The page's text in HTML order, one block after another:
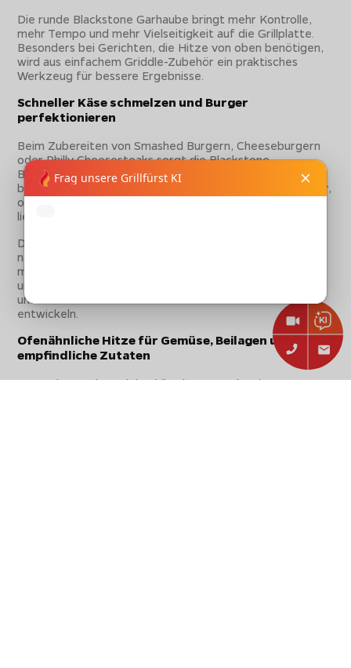
Die runde Blackstone Garhaube bringt mehr Kontrolle,
mehr Tempo und mehr Vielseitigkeit auf die Grillplatte.
Besonders bei Gerichten, die Hitze von oben benötigen,
wird aus einfachem Griddle-Zubehör ein praktisches
Werkzeug für bessere Ergebnisse.
Schneller Käse schmelzen und Burger
perfektionieren
Beim Zubereiten von Smashed Burgern, Cheeseburgern
oder Philly Cheesesteaks sorgt die Blackstone
Burgerglocke dafür, dass Hitze gezielt unter der Haube
bleibt. Käse schmilzt dadurch schneller und gleichmäßiger,
ohne dass das Patty unnötig lange auf der Grillplatte
liegen muss.
Das ist besonders praktisch, wenn mehrere Burger
nacheinander vorbereitet werden oder der Belag sauber
mit dem heißen Grillgut verschmelzen soll. Die Garhaube
unterstützt eine cremige Oberfläche, während Fleisch
und Brötchen auf dem Griddle weiter Röstaromen
entwickeln.
Ofenähnliche Hitze für Gemüse, Beilagen und
empfindliche Zutaten
Unter der runden Edelstahlhaube entsteht eine